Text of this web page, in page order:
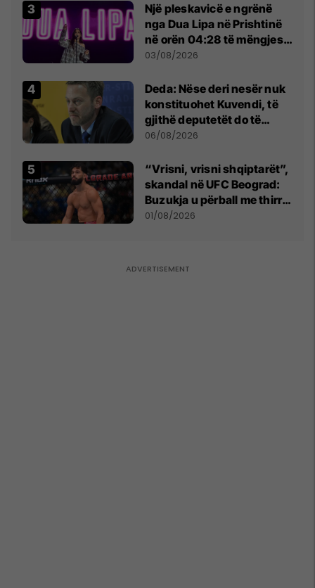
Një pleskavicë e ngrënë
nga Dua Lipa në Prishtinë
në orën 04:28 të mëngjesit
- dhe bota digjitale serbe
03/08/2026
Deda: Nëse deri nesër nuk
konstituohet Kuvendi, të
gjithë deputetët do të
bëjnë shkelje të rëndë
06/08/2026
“Vrisni, vrisni shqiptarët”,
skandal në UFC Beograd:
Buzukja u përball me thirrje
anti-shqiptare nga
01/08/2026